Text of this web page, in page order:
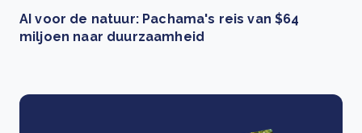
AI voor de natuur: Pachama's reis van $64
miljoen naar duurzaamheid